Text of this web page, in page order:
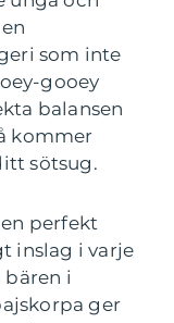
som inte
gooey
balansen
kommer
sötsug.
perfekt
inslag i varje
bären i
ger